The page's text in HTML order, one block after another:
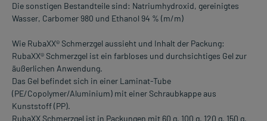
Die sonstigen Bestandteile sind: Natriumhydroxid, gereinigtes
Wasser, Carbomer 980 und Ethanol 94 % (m/m)
Wie RubaXX® Schmerzgel aussieht und Inhalt der Packung:
RubaXX® Schmerzgel ist ein farbloses und durchsichtiges Gel zur
äußerlichen Anwendung.
Das Gel befindet sich in einer Laminat-Tube
(PE/Copolymer/Aluminium) mit einer Schraubkappe aus
Kunststoff (PP).
RubaXX Schmerzgel ist in Packungen mit 60 g, 100 g, 120 g, 150 g,